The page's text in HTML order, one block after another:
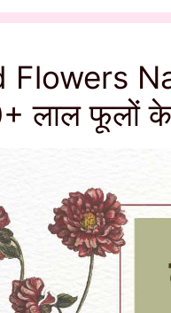
Flowers
लाल फूलों के